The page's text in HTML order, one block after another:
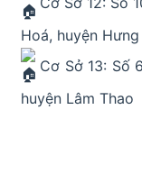
Hoá, huyện
Cơ Sở 13: Số
huyện Lâm Thao